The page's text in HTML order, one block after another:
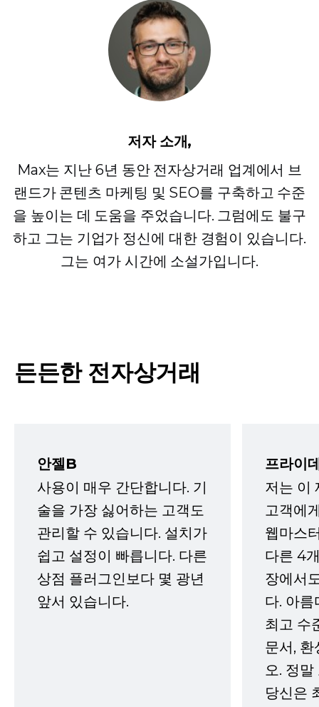
저자 소개,
Max는 지난 6년 동안 전자상거래 업계에서 브
랜드가 콘텐츠 마케팅 및 SEO를 구축하고 수준
을 높이는 데 도움을 주었습니다. 그럼에도 불구
하고 그는 기업가 정신에 대한 경험이 있습니다.
그는 여가 시간에 소설가입니다.
든든한 전자상거래
안젤B
사용이 매우 간단합니다. 기
술을 가장 싫어하는 고객도
관리할 수 있습니다. 설치가
쉽고 설정이 빠릅니다. 다른
상점 플러그인보다 몇 광년
앞서 있습니다.
프라이
저는 이
고객에
웹마스
다른 4
장에서
다. 아름
최고 수
문서,
오. 정
당신은